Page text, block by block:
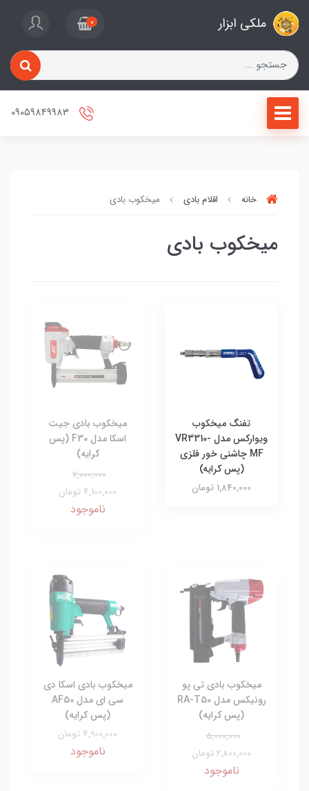
ملکی ابزار 0
خانه اقلام بادی میخکوب بادی
میخکوب بادی
تفنگ میخکوب
ویوارکس مدل VR3310-
MF چاشنی خور فلزی
(پس کرایه)
1,840,000 تومان
میخکوب بادی جیت
اسکا مدل F30 (پس
کرایه)
7,000,000
4,100,000 تومان
ناموجود
میخکوب بادی تی پو
رونیکس مدل RA-T50
(پس کرایه)
5,000,000
2,800,000 تومان
ناموجود
میخکوب بادی اسکا دی
سی ای مدل AF50
(پس کرایه)
4,900,000 تومان
ناموجود